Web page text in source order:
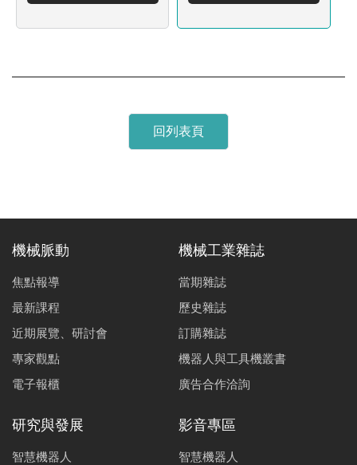
回列表頁
機械脈動
焦點報導
最新課程
近期展覽、研討會
專家觀點
電子報櫃
機械工業雜誌
當期雜誌
歷史雜誌
訂購雜誌
機器人與工具機叢書
廣告合作洽詢
研究與發展
智慧機器人
影音專區
智慧機器人